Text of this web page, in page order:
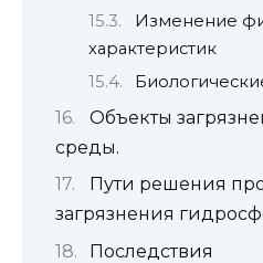
Изменение
характеристик
Объекты
среды.
Пути решения
загрязнения
Последствия